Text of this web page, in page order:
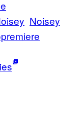
Noisey